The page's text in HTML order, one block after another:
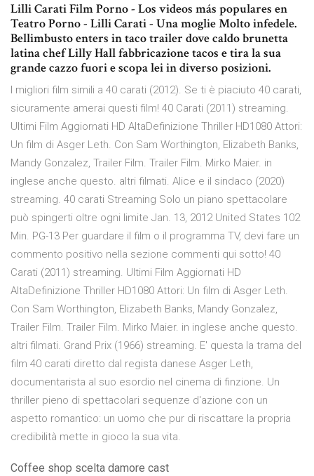
Lilli Carati Film Porno - Los videos más populares en
Teatro Porno - Lilli Carati - Una moglie Molto infedele.
Bellimbusto enters in taco trailer dove caldo brunetta
latina chef Lilly Hall fabbricazione tacos e tira la sua
grande cazzo fuori e scopa lei in diverso posizioni.
I migliori film simili a 40 carati (2012). Se ti è piaciuto 40 carati,
sicuramente amerai questi film! 40 Carati (2011) streaming.
Ultimi Film Aggiornati HD AltaDefinizione Thriller HD1080 Attori:
Un film di Asger Leth. Con Sam Worthington, Elizabeth Banks,
Mandy Gonzalez, Trailer Film. Trailer Film. Mirko Maier. in
inglese anche questo. altri filmati. Alice e il sindaco (2020)
streaming. 40 carati Streaming Solo un piano spettacolare
può spingerti oltre ogni limite Jan. 13, 2012 United States 102
Min. PG-13 Per guardare il film o il programma TV, devi fare un
commento positivo nella sezione commenti qui sotto! 40
Carati (2011) streaming. Ultimi Film Aggiornati HD
AltaDefinizione Thriller HD1080 Attori: Un film di Asger Leth.
Con Sam Worthington, Elizabeth Banks, Mandy Gonzalez,
Trailer Film. Trailer Film. Mirko Maier. in inglese anche questo.
altri filmati. Grand Prix (1966) streaming. E' questa la trama del
film 40 carati diretto dal regista danese Asger Leth,
documentarista al suo esordio nel cinema di finzione. Un
thriller pieno di spettacolari sequenze d'azione con un
aspetto romantico: un uomo che pur di riscattare la propria
credibilità mette in gioco la sua vita.
Coffee shop scelta damore cast